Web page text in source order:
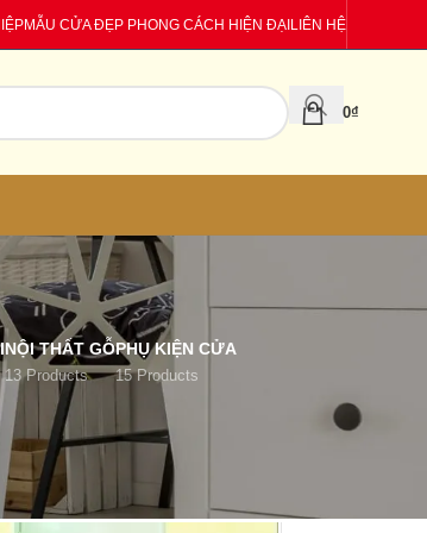
MẪU CỬA ĐẸP PHONG CÁCH HIỆN ĐẠILIÊN HỆ
0₫
NỘI THẤT GỖ
13 Products
PHỤ KIỆN CỬA
15 Products